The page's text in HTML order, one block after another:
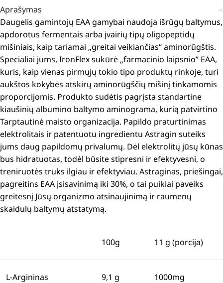
Aprašymas
Daugelis gamintojų EAA gamybai naudoja išrūgų baltymus,
apdorotus fermentais arba įvairių tipų oligopeptidų
mišiniais, kaip tariamai „greitai veikiančias“ aminorūgštis.
Specialiai jums, IronFlex sukūrė „farmacinio laipsnio” EAA,
kuris, kaip vienas pirmųjų tokio tipo produktų rinkoje, turi
aukštos kokybės atskirų aminorūgščių mišinį tinkamomis
proporcijomis. Produkto sudėtis pagrįsta standartine
kiaušinių albumino baltymo aminograma, kurią patvirtino
Tarptautinė maisto organizacija. Papildo praturtinimas
elektrolitais ir patentuotu ingredientu Astragin suteiks
jums daug papildomų privalumų. Dėl elektrolitų jūsų kūnas
bus hidratuotas, todėl būsite stipresni ir efektyvesni, o
treniruotės truks ilgiau ir efektyviau. Astraginas, priešingai,
pagreitins EAA įsisavinimą iki 30%, o tai puikiai paveiks
greitesnį Jūsų organizmo atsinaujinimą ir raumenų
skaidulų baltymų atstatymą.
100g 11 g (porcija)
L-Argininas 9,1 g 1000mg